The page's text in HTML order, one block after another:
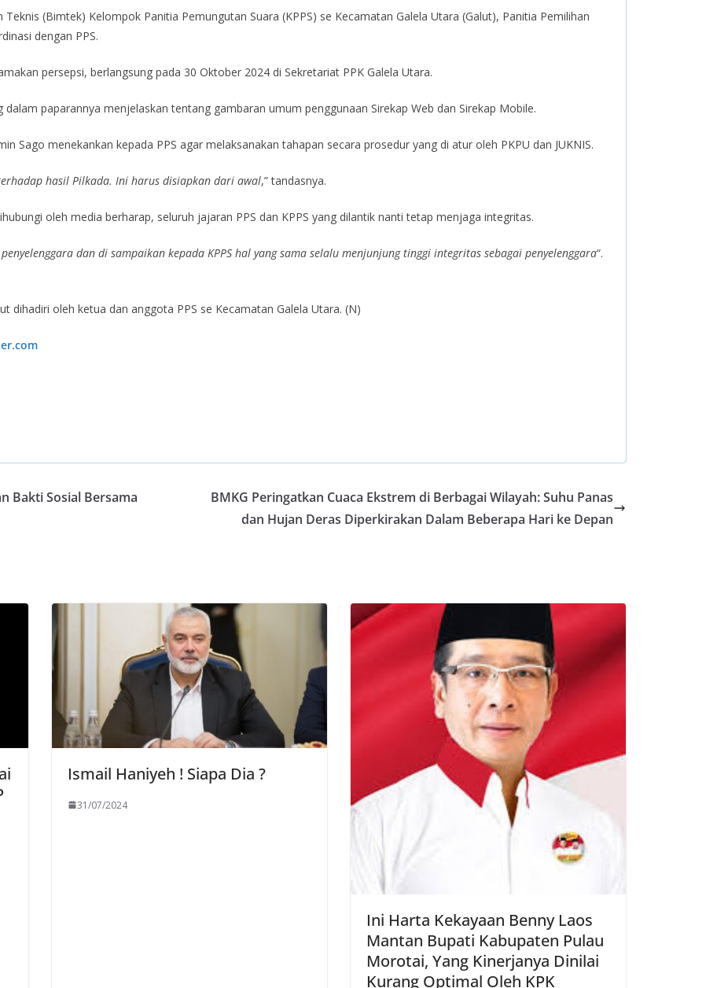
(Bimtek) Kelompok Panitia Pemungutan Suara (KPPS) se Kecamatan Galela Utara (Galut), Panitia Pemilihan
dengan PPS.
persepsi, berlangsung pada 30 Oktober 2024 di Sekretariat PPK Galela Utara.
paparannya menjelaskan tentang gambaran umum penggunaan Sirekap Web dan Sirekap Mobile.
Sago menekankan kepada PPS agar melaksanakan tahapan secara prosedur yang di atur oleh PKPU dan JUKNIS.
hasil Pilkada. Ini harus disiapkan dari awal,” tandasnya.
oleh media berharap, seluruh jajaran PPS dan KPPS yang dilantik nanti tetap menjaga integritas.
dan di sampaikan kepada KPPS hal yang sama selalu menjunjung tinggi integritas sebagai penyelenggara“.
dihadiri oleh ketua dan anggota PPS se Kecamatan Galela Utara. (N)
Bakti Sosial Bersama
BMKG Peringatkan Cuaca Ekstrem di Berbagai Wilayah: Suhu Panas
dan Hujan Deras Diperkirakan Dalam Beberapa Hari ke Depan
Ismail Haniyeh ! Siapa Dia ?
31/07/2024
Ini Harta Kekayaan Benny Laos
Mantan Bupati Kabupaten Pulau
Morotai, Yang Kinerjanya Dinilai
Kurang Optimal Oleh KPK